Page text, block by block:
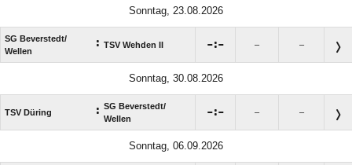
Sonntag, 23.08.2026
SG Beverstedt/​
Wellen
: TSV Wehden II : – –
Sonntag, 30.08.2026
TSV Düring : SG Beverstedt/​
Wellen
: – –
Sonntag, 06.09.2026